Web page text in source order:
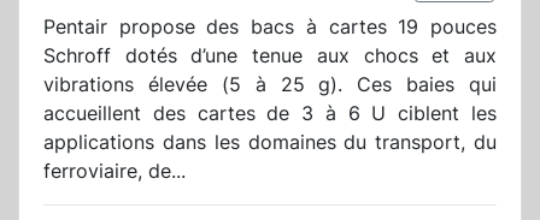
Pentair propose des bacs à cartes 19 pouces
Schroff dotés d’une tenue aux chocs et aux
vibrations élevée (5 à 25 g). Ces baies qui
accueillent des cartes de 3 à 6 U ciblent les
applications dans les domaines du transport, du
ferroviaire, de...